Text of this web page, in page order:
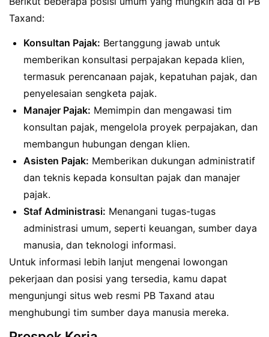
Taxand:
Konsultan Pajak: Bertanggung jawab untuk
memberikan konsultasi perpajakan kepada klien,
termasuk perencanaan pajak, kepatuhan pajak, dan
penyelesaian sengketa pajak.
Manajer Pajak: Memimpin dan mengawasi tim
konsultan pajak, mengelola proyek perpajakan, dan
membangun hubungan dengan klien.
Asisten Pajak: Memberikan dukungan administratif
dan teknis kepada konsultan pajak dan manajer
pajak.
Staf Administrasi: Menangani tugas-tugas
administrasi umum, seperti keuangan, sumber daya
manusia, dan teknologi informasi.
Untuk informasi lebih lanjut mengenai lowongan
pekerjaan dan posisi yang tersedia, kamu dapat
mengunjungi situs web resmi PB Taxand atau
menghubungi tim sumber daya manusia mereka.